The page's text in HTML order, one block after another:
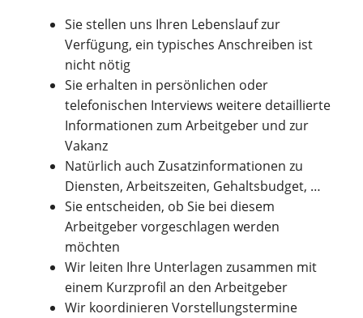
Sie stellen uns Ihren Lebenslauf zur
Verfügung, ein typisches Anschreiben ist
nicht nötig
Sie erhalten in persönlichen oder
telefonischen Interviews weitere detaillierte
Informationen zum Arbeitgeber und zur
Vakanz
Natürlich auch Zusatzinformationen zu
Diensten, Arbeitszeiten, Gehaltsbudget, …
Sie entscheiden, ob Sie bei diesem
Arbeitgeber vorgeschlagen werden
möchten
Wir leiten Ihre Unterlagen zusammen mit
einem Kurzprofil an den Arbeitgeber
Wir koordinieren Vorstellungstermine